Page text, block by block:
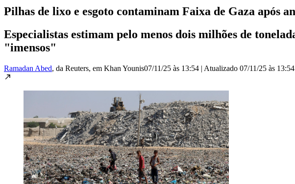
Pilhas de lixo e esgoto contaminam Faixa de Gaza após
Especialistas estimam pelo menos dois milhões de
"imensos"
Ramadan Abed, da Reuters, em Khan Younis07/11/25 às 13:54 | Atualizado 07/11/25 às 13:54